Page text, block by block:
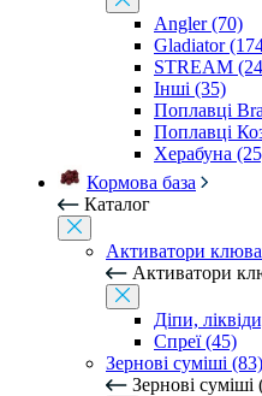
Angler (70)
Gladiator
STREAM
Інші (35)
Поплавці
Поплавці
Херабуна
Кормова база
Каталог
Активатори
Активатори
Діпи,
Спреї (45)
Зернові суміші (83)
Зернові суміші